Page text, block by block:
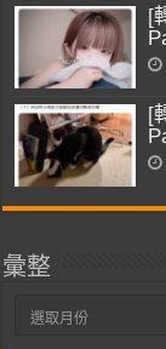
[
[
彙整
彙